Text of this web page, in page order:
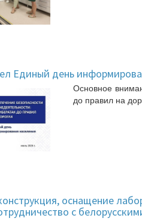
Единый день
Основное
до правил на
оснащение
с